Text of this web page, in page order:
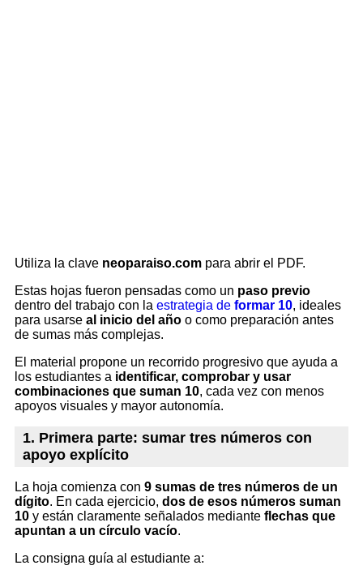
Utiliza la clave neoparaiso.com para abrir el PDF.
Estas hojas fueron pensadas como un paso previo
dentro del trabajo con la estrategia de formar 10, ideales
para usarse al inicio del año o como preparación antes
de sumas más complejas.
El material propone un recorrido progresivo que ayuda a
los estudiantes a identificar, comprobar y usar
combinaciones que suman 10, cada vez con menos
apoyos visuales y mayor autonomía.
1. Primera parte: sumar tres números con
apoyo explícito
La hoja comienza con 9 sumas de tres números de un
dígito. En cada ejercicio, dos de esos números suman
10 y están claramente señalados mediante flechas que
apuntan a un círculo vacío.
La consigna guía al estudiante a: